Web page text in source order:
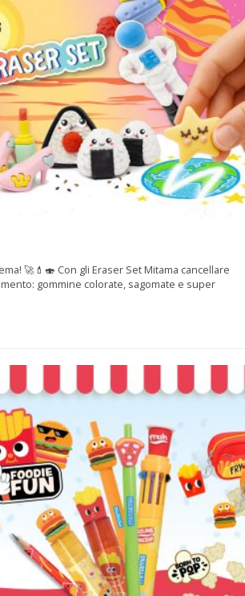
🚀💄🍣 Con gli Eraser Set Mitama cancellare
gommine colorate, sagomate e super